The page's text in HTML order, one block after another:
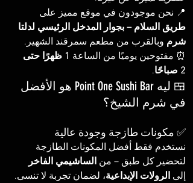
📍 نحن موجودون في موقع مميز على
طريق السلام – بجوار المدخل الرئيسي لدلتا
شرم وبالقرب من مطعم سمرقند الشهير.
⏰ مفتوحين يوميًا من الساعة
1 ظهرًا حتى
2 صباحًا
.
🍱 ليه Point One Sushi Bar هو الأفضل
في شرم الشيخ؟
✅ مكونات طازجة وجودة عالية
نستخدم فقط أفضل المكونات الطازجة
لتحضير كل طبق – من الساشيمي الفاخر
إلى الرولات الإبداعية، لضمان تجربة لا تنسى.